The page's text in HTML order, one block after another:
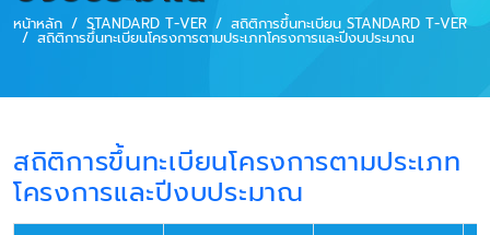
หน้าหลัก STANDARD T-VER สถิติการขึ้นทะเบียน STANDARD T-VER
สถิติการขึ้นทะเบียนโครงการตามประเภทโครงการและปีงบประมาณ
สถิติการขึ้นทะเบียนโครงการตามประเภท
โครงการและปีงบประมาณ